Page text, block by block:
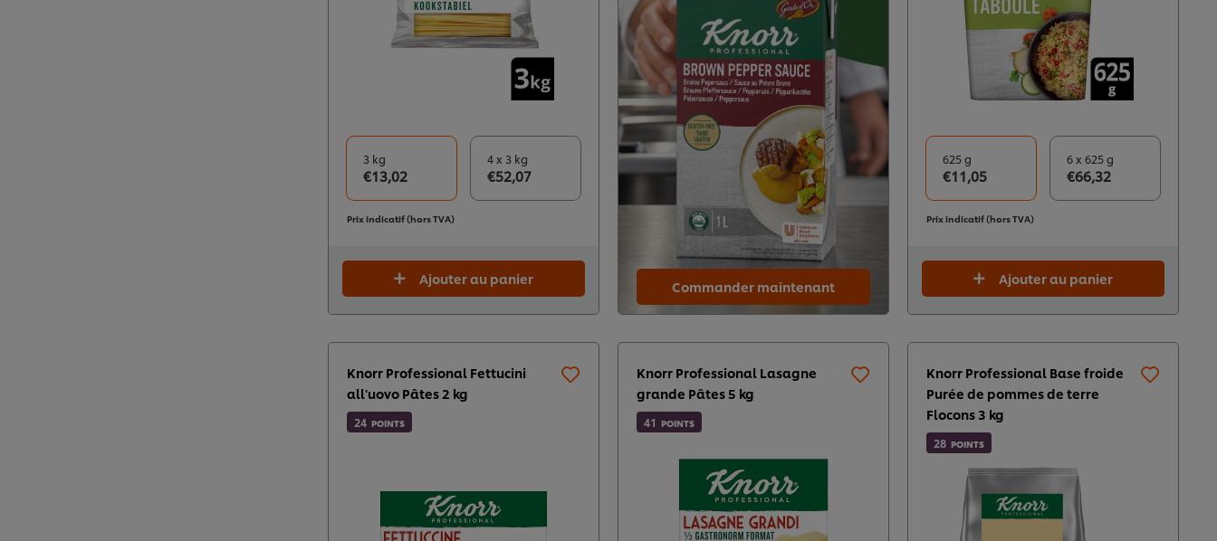
3 kg
€13,02
4 x 3 kg
€52,07
Prix indicatif (hors TVA)
Ajouter au panier Commander maintenant
625 g
€11,05
6 x 625 g
€66,32
Prix indicatif (hors TVA)
Ajouter au panier
Knorr Professional Fettucini
all'uovo Pâtes 2 kg
24 POINTS
Knorr Professional Lasagne
grande Pâtes 5 kg
41 POINTS
Knorr Professional Base froide
Purée de pommes de terre
Flocons 3 kg
28 POINTS